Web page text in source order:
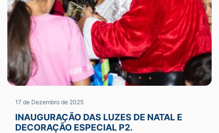
17 de Dezembro de 2025
INAUGURAÇÃO DAS LUZES DE NATAL E
DECORAÇÃO ESPECIAL P2.